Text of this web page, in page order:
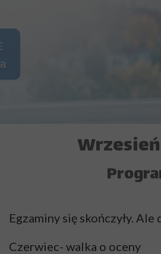
Egzaminy się skończyły.
Czerwiec- walka o oceny